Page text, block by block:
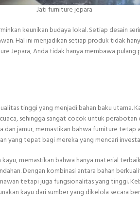
Jati furniture jepara
keunikan budaya lokal. Setiap desain
Hal ini menjadikan setiap produk tidak
Jepara, Anda tidak hanya membawa
tinggi yang menjadi bahan baku utama.
sehingga sangat cocok untuk perabotan
dan jamur, memastikan bahwa furniture
yang tepat bagi mereka yang mencari
memastikan bahwa hanya material
Dengan kombinasi antara bahan
tetapi juga fungsionalitas yang tinggi.
kayu dari sumber yang dikelola secara